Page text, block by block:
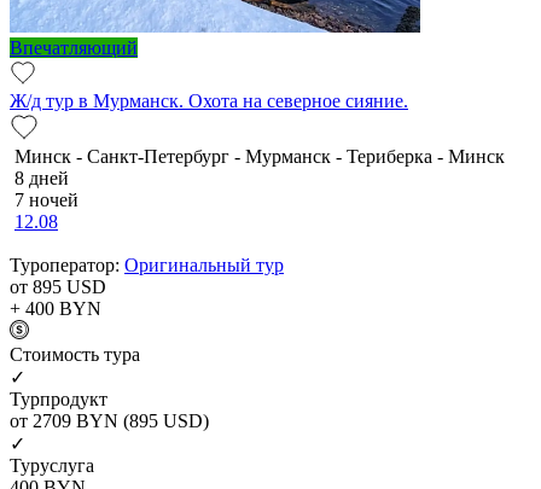
Впечатляющий
Ж/д тур в Мурманск. Охота на северное сияние.
Минск - Санкт-Петербург - Мурманск - Териберка - Минск
8 дней
7 ночей
12.08
Туроператор: Оригинальный тур
от 895 USD
+ 400 BYN
Cтоимость тура
✓
Турпродукт
от 2709 BYN (895 USD)
✓
Туруслуга